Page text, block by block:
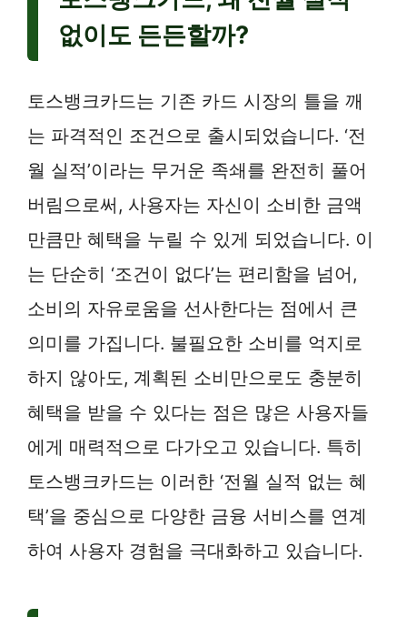
없이도 든든할까?
토스뱅크카드는 기존 카드 시장의 틀을 깨
는 파격적인 조건으로 출시되었습니다. ‘전
월 실적’이라는 무거운 족쇄를 완전히 풀어
버림으로써, 사용자는 자신이 소비한 금액
만큼만 혜택을 누릴 수 있게 되었습니다. 이
는 단순히 ‘조건이 없다’는 편리함을 넘어,
소비의 자유로움을 선사한다는 점에서 큰
의미를 가집니다. 불필요한 소비를 억지로
하지 않아도, 계획된 소비만으로도 충분히
혜택을 받을 수 있다는 점은 많은 사용자들
에게 매력적으로 다가오고 있습니다. 특히
토스뱅크카드는 이러한 ‘전월 실적 없는 혜
택’을 중심으로 다양한 금융 서비스를 연계
하여 사용자 경험을 극대화하고 있습니다.